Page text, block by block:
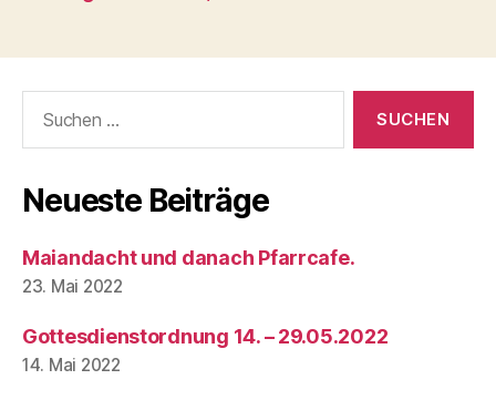
nach:
Neueste Beiträge
Maiandacht und danach Pfarrcafe.
23. Mai 2022
Gottesdienstordnung 14. – 29.05.2022
14. Mai 2022